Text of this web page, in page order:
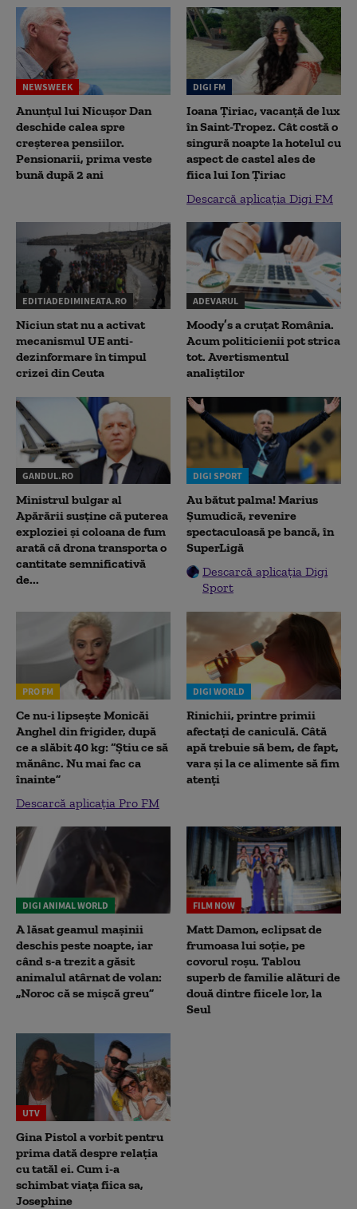
NEWSWEEK
Anunțul lui Nicușor Dan
deschide calea spre
creșterea pensiilor.
Pensionarii, prima veste
bună după 2 ani
DIGI FM
Ioana Țiriac, vacanță de lux
în Saint-Tropez. Cât costă o
singură noapte la hotelul cu
aspect de castel ales de
fiica lui Ion Țiriac
Descarcă aplicația Digi FM
EDITIADEDIMINEATA.RO
Niciun stat nu a activat
mecanismul UE anti-
dezinformare în timpul
crizei din Ceuta
ADEVARUL
Moody’s a cruțat România.
Acum politicienii pot strica
tot. Avertismentul
analiștilor
GANDUL.RO
Ministrul bulgar al
Apărării susține că puterea
exploziei și coloana de fum
arată că drona transporta o
cantitate semnificativă
de...
DIGI SPORT
Au bătut palma! Marius
Șumudică, revenire
spectaculoasă pe bancă, în
SuperLigă
Descarcă aplicația Digi
Sport
PRO FM
Ce nu-i lipsește Monicăi
Anghel din frigider, după
ce a slăbit 40 kg: “Știu ce să
mănânc. Nu mai fac ca
înainte”
Descarcă aplicația Pro FM
DIGI WORLD
Rinichii, printre primii
afectați de caniculă. Câtă
apă trebuie să bem, de fapt,
vara și la ce alimente să fim
atenți
DIGI ANIMAL WORLD
A lăsat geamul mașinii
deschis peste noapte, iar
când s-a trezit a găsit
animalul atârnat de volan:
„Noroc că se mișcă greu”
FILM NOW
Matt Damon, eclipsat de
frumoasa lui soție, pe
covorul roșu. Tablou
superb de familie alături de
două dintre fiicele lor, la
Seul
UTV
Gina Pistol a vorbit pentru
prima dată despre relația
cu tatăl ei. Cum i-a
schimbat viața fiica sa,
Josephine